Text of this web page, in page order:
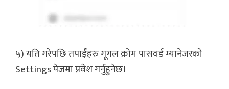
५) यति गरेपछि तपाईँहरु गूगल क्रोम पासवर्ड म्यानेजरको
Settings पेजमा प्रवेश गर्नुहुनेछ।